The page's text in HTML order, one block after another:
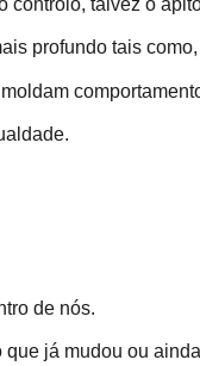
controlo, talvez o
profundo tais
de nós.
já mudou ou